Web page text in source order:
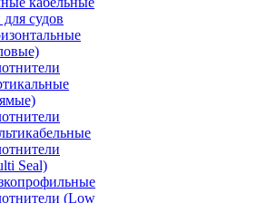
судов
Seal)
(Low